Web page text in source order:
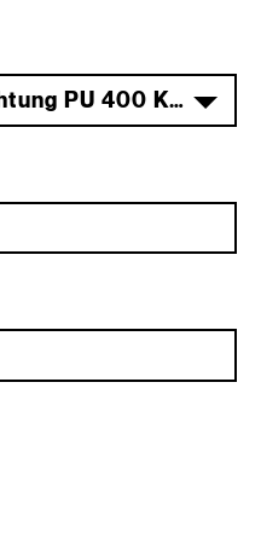
Polyurethanbeschichtung PU 400 Komp. A 12 kg Mix - PG 3